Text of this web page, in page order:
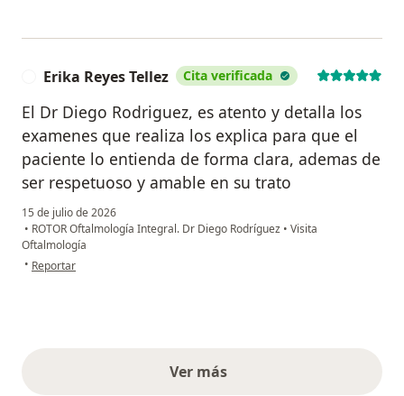
Erika Reyes Tellez Cita verificada
El Dr Diego Rodriguez, es atento y detalla los
examenes que realiza los explica para que el
paciente lo entienda de forma clara, ademas de
ser respetuoso y amable en su trato
15 de julio de 2026
• ROTOR Oftalmología Integral. Dr Diego Rodríguez • Visita
Oftalmología
• en opinión del usuario Erika Reyes Tellez
Reportar
Ver másopiniones anteriores